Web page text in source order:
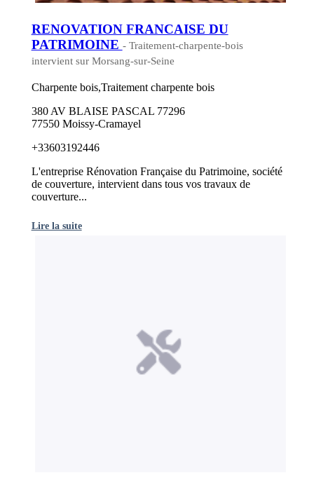
RENOVATION FRANCAISE DU
PATRIMOINE - Traitement-charpente-bois
intervient sur Morsang-sur-Seine
Charpente bois,Traitement charpente bois
380 AV BLAISE PASCAL 77296
77550 Moissy-Cramayel
+33603192446
L'entreprise Rénovation Française du Patrimoine, société
de couverture, intervient dans tous vos travaux de
couverture...
Lire la suite